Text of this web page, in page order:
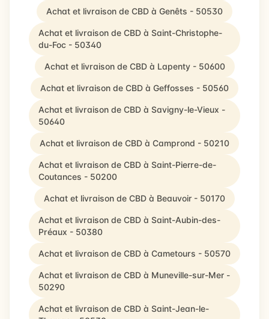
Achat et livraison de CBD à Genêts - 50530
Achat et livraison de CBD à Saint-Christophe-
du-Foc - 50340
Achat et livraison de CBD à Lapenty - 50600
Achat et livraison de CBD à Geffosses - 50560
Achat et livraison de CBD à Savigny-le-Vieux -
50640
Achat et livraison de CBD à Camprond - 50210
Achat et livraison de CBD à Saint-Pierre-de-
Coutances - 50200
Achat et livraison de CBD à Beauvoir - 50170
Achat et livraison de CBD à Saint-Aubin-des-
Préaux - 50380
Achat et livraison de CBD à Cametours - 50570
Achat et livraison de CBD à Muneville-sur-Mer -
50290
Achat et livraison de CBD à Saint-Jean-le-